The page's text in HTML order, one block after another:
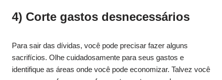
4) Corte gastos desnecessários
Para sair das dívidas, você pode precisar fazer alguns
sacrifícios. Olhe cuidadosamente para seus gastos e
identifique as áreas onde você pode economizar. Talvez você